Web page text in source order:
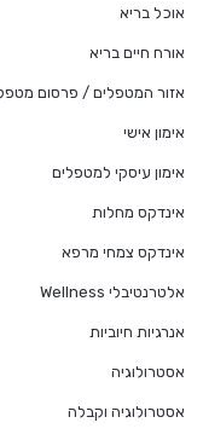
אוכל בריא
אורח חיים בריא
אזור המטפלים / פרסום
אימון אישי
אימון עיסקי למטפלים
אינדקס מחלות
אינדקס צמחי מרפא
אלטרנטיבלי Wellness
אנרגיות חיוביות
אסטרולוגיה
אסטרולוגיה וקבלה